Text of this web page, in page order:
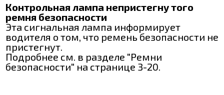
Контрольная лампа непристегну того
ремня безопасности
Эта сигнальная лампа информирует
водителя о том, что ремень безопасности не
пристегнут.
Подробнее см. в разделе "Ремни
безопасности" на странице 3-20.